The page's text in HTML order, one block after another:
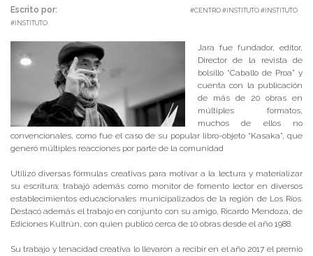
Escrito por:
#CENTRO #INSTITUTO #INSTITUTO
#INSTITUTO
Jara fue fundador, editor,
Director de la revista de
bolsillo “Caballo de Proa” y
cuenta con la publicación
de más de 20 obras en
múltiples formatos,
muchos de ellos no
convencionales, como fue el caso de su popular libro-objeto “Kasaka”, que
generó múltiples reacciones por parte de la comunidad
Utilizó diversas fórmulas creativas para motivar a la lectura y materializar
su escritura; trabajó además como monitor de fomento lector en diversos
establecimientos educacionales municipalizados de la región de Los Ríos.
Destacó además el trabajo en conjunto con su amigo, Ricardo Mendoza, de
Ediciones Kultrún, con quien publicó cerca de 10 obras desde el año 1988.
Su trabajo y tenacidad creativa lo llevaron a recibir en el año 2017 el premio